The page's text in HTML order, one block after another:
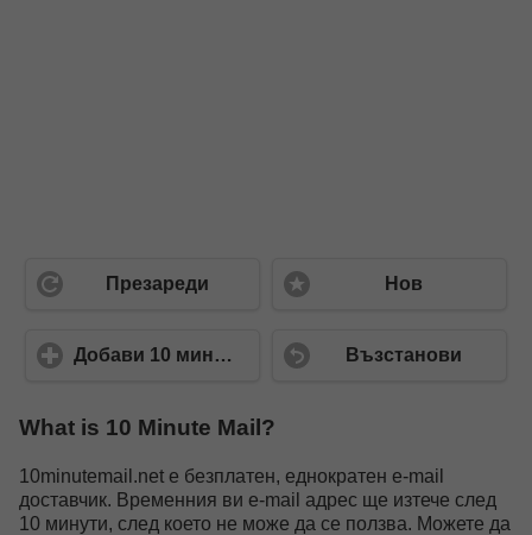
Презареди Нов
Добави 10 минути Възстанови
What is 10 Minute Mail?
10minutemail.net е безплатен, еднократен e-mail
доставчик. Временния ви e-mail адрес ще изтече след
10 минути, след което не може да се ползва. Можете да